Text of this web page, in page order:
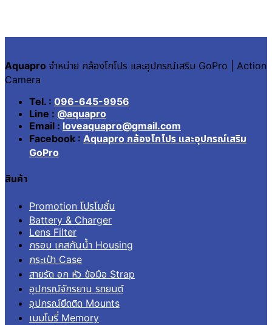
Aquapro จำหน่าย กล้องโกโปร และอุปกรณ์เสริม GoPro | Action
Camera
Tel. : 096-645-9956
Line : @aquapro
Email : loveaquapro@gmail.com
Facebook : Aquapro กล้องโกโปร และอุปกรณ์เสริม
GoPro
สินค้า
Promotion โปรโมชั่น
Battery & Charger
Lens Filter
กรอบ เคสกันน้ำ Housing
กระเป๋า Case
สายรัด อก หัว ข้อมือ Strap
อุปกรณ์จักรยาน รถยนต์
อุปกรณ์ยึดติด Mounts
เมมโมรี่ Memory